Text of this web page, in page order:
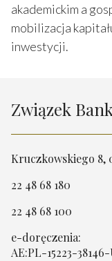
akademickim a
mobilizacja
inwestycji.
Związek
Kruczkowskiego 8,
22 48 68 180
22 48 68 100
e-doręczenia:
AE:PL-15223-